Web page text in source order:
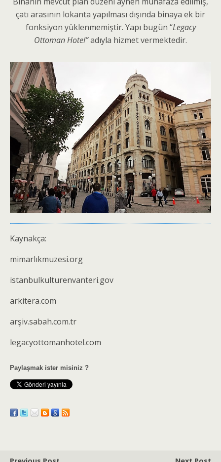
çatı arasının lokanta yapılması dışında binaya ek bir
fonksiyon yüklenmemiştir. Yapı bugün “Legacy
Ottoman Hotel”adıyla hizmet vermektedir.
Kaynakça:
mimarlıkmuzesi.org
istanbulkulturenvanteri.gov
arkitera.com
arşiv.sabah.com.tr
legacyottomanhotel.com
Paylaşmak ister misiniz ?